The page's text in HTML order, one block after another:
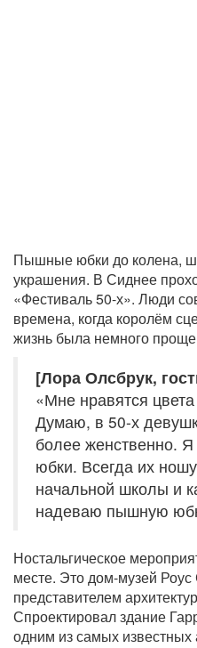
Пышные юбки до колена,
украшения. В Сиднее
«Фестиваль 50-х». Люди
времена, когда королём
жизнь была немного
[Лора Олсбрук,
«Мне нравятся
Думаю, в 50-х
более женственно.
юбки. Всегда их
начальной школы и
надеваю пышную
Ностальгическое
месте. Это дом-музей
представителем
Спроектировал здание
одним из самых известных